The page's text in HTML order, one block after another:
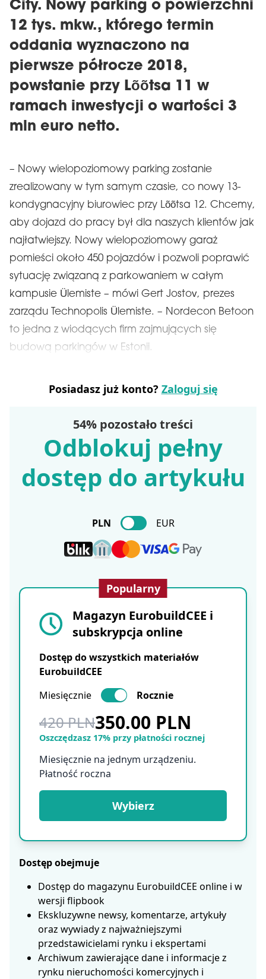
City. Nowy parking o powierzchni
12 tys. mkw., którego termin
oddania wyznaczono na
pierwsze półrocze 2018,
powstanie przy Lõõtsa 11 w
ramach inwestycji o wartości 3
mln euro netto.
– Nowy wielopoziomowy parking zostanie
zrealizowany w tym samym czasie, co nowy 13-
kondygnacyjny biurowiec przy Lõõtsa 12. Chcemy,
aby dojazd do pracy był dla naszych klientów jak
najłatwiejszy. Nowy wielopoziomowy garaż
pomieści około 450 pojazdów i pozwoli poprawić
sytuację związaną z parkowaniem w całym
kampusie Ülemiste – mówi Gert Jostov, prezes
zarządu Technopolis Ülemiste. – Nordecon Betoon
to jedna z wiodących firm zajmujących się
budową parkingów w Estonii.
Posiadasz już konto? Zaloguj się
54% pozostało treści
Odblokuj pełny
dostęp do artykułu
PLN EUR
Popularny
Magazyn EurobuildCEE i
subskrypcja online
Dostęp do wszystkich materiałów
EurobuildCEE
Miesięcznie
Rocznie
420 PLN350.00 PLN
Oszczędzasz 17% przy płatności rocznej
Miesięcznie na jednym urządzeniu.
Płatność roczna
Wybierz
Dostęp obejmuje
Dostęp do magazynu EurobuildCEE online i w
wersji flipbook
Ekskluzywne newsy, komentarze, artykuły
oraz wywiady z najważniejszymi
przedstawicielami rynku i ekspertami
Archiwum zawierające dane i informacje z
rynku nieruchomości komercyjnych i